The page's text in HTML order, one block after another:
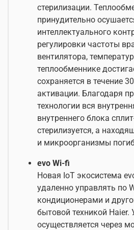
стерилизации.
принудительно
интеллектуального
регулировки частоты
вентилятора,
теплообменнике
сохраняется в течение
активации. Благодаря
технологии вся
внутреннего блока
стерилизуется, а
и микроорганизмы
evo Wi-fi
Новая IoT экосистема
удаленно управлять по
кондиционерами и
бытовой техникой Haier.
осуществляется через